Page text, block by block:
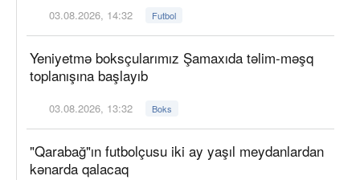
03.08.2026, 14:32 Futbol
Yeniyetmə boksçularımız Şamaxıda təlim-məşq
toplanışına başlayıb
03.08.2026, 13:32 Boks
"Qarabağ"ın futbolçusu iki ay yaşıl meydanlardan
kənarda qalacaq